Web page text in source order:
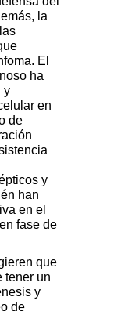
la
El
ha
y
en
de
y
han
en el
fase de
que
tener un
y
de